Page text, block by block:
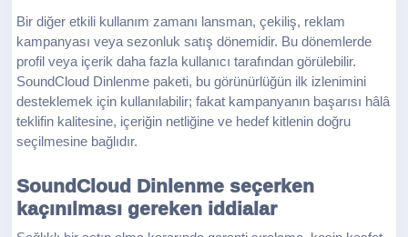
Bir diğer etkili kullanım zamanı lansman, çekiliş, reklam
kampanyası veya sezonluk satış dönemidir. Bu dönemlerde
profil veya içerik daha fazla kullanıcı tarafından görülebilir.
SoundCloud Dinlenme paketi, bu görünürlüğün ilk izlenimini
desteklemek için kullanılabilir; fakat kampanyanın başarısı hâlâ
teklifin kalitesine, içeriğin netliğine ve hedef kitlenin doğru
seçilmesine bağlıdır.
SoundCloud Dinlenme seçerken
kaçınılması gereken iddialar